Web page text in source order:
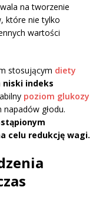
na tworzenie
które nie tylko
wartości
stosującym diety
niski indeks
poziom glukozy
głodu.
celu redukcję wagi.